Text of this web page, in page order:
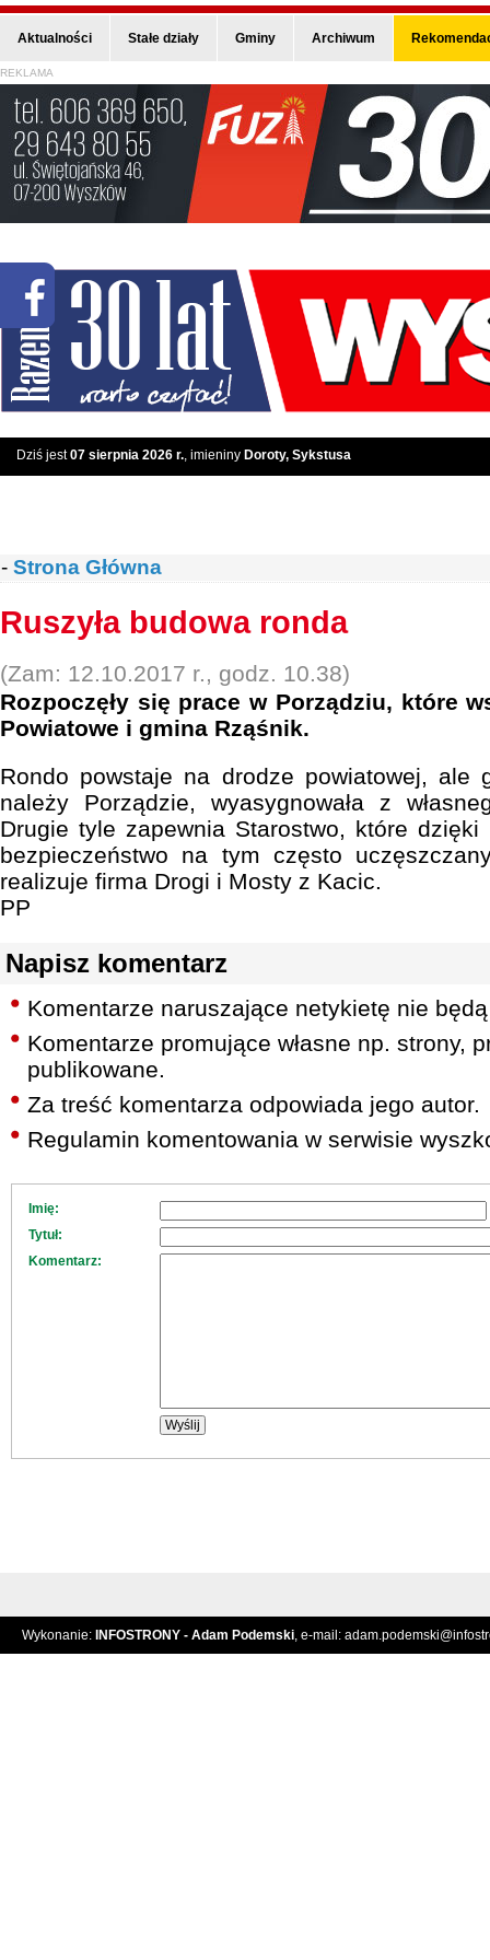
Aktualności Stałe działy Gminy Archiwum
REKLAMA
Dziś jest07 sierpnia 2026 r., imieniny Doroty, Sykstusa
- Strona Główna
Ruszyła budowa ronda
(Zam: 12.10.2017 r., godz. 10.38)
Rozpoczęły się prace w Porządziu, które
Powiatowe i gmina Rząśnik.
Rondo powstaje na drodze powiatowej, ale
należy Porządzie, wyasygnowała z
Drugie tyle zapewnia Starostwo, które
bezpieczeństwo na tym często
realizuje firma Drogi i Mosty z Kacic.
PP
Napisz komentarz
Komentarze naruszające netykietę nie
Komentarze promujące własne np. strony,
publikowane.
Za treść komentarza odpowiada jego autor.
Regulamin komentowania w serwisie
Imię:
Tytuł:
Komentarz:
Wykonanie: INFOSTRONY - Adam Podemski, e-mail: